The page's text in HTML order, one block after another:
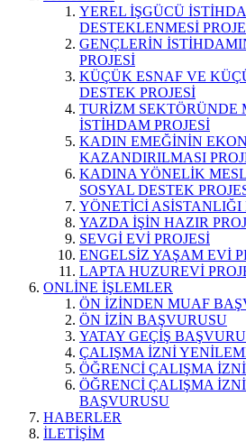
YEREL İŞGÜCÜ
DESTEKLENMESİ
GENÇLERİN
PROJESİ
KÜÇÜK ESNAF VE
DESTEK PROJESİ
TURİZM SEKTÖRÜNDE
İSTİHDAM PROJESİ
KADIN EMEĞİNİN
KAZANDIRILMASI
KADINA YÖNELİK
SOSYAL DESTEK
YÖNETİCİ ASİSTANLIĞI
YAZDA İŞİN HAZIR
SEVGİ EVİ PROJESİ
ENGELSİZ YAŞAM EVİ
LAPTA HUZUREVİ
ONLİNE İŞLEMLER
ÖN İZİNDEN MUAF
ÖN İZİN BAŞVURUSU
YATAY GEÇİŞ
ÇALIŞMA İZNİ
ÖĞRENCİ ÇALIŞMA
ÖĞRENCİ ÇALIŞMA
BAŞVURUSU
HABERLER
İLETİŞİM